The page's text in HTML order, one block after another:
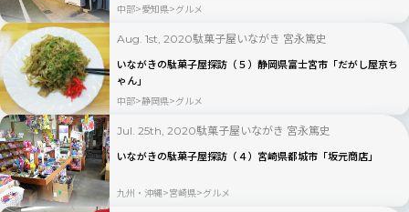
中部 愛知県 グルメ
Aug. 1st, 2020駄菓子屋いながき 宮永篤史
いながきの駄菓子屋探訪（５）静岡県富士宮市「だがし屋京ち
ゃん」
中部 静岡県 グルメ
Jul. 25th, 2020駄菓子屋いながき 宮永篤史
いながきの駄菓子屋探訪（４）宮崎県都城市「坂元商店」
九州・沖縄 宮崎県 グルメ